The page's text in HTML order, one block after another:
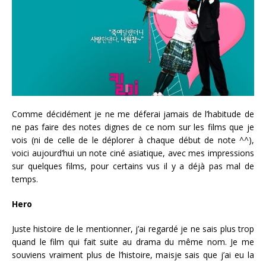
Comme décidément je ne me déferai jamais de l’habitude de
ne pas faire des notes dignes de ce nom sur les films que je
vois (ni de celle de le déplorer à chaque début de note ^^),
voici aujourd’hui un note ciné asiatique, avec mes impressions
sur quelques films, pour certains vus il y a déjà pas mal de
temps.
Hero
Juste histoire de le mentionner, j’ai regardé je ne sais plus trop
quand le film qui fait suite au drama du même nom. Je me
souviens vraiment plus de l’histoire, maisje sais que j’ai eu la